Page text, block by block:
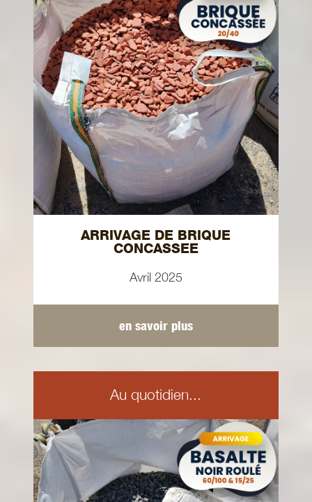
ARRIVAGE DE BRIQUE
CONCASSEE
Avril 2025
en savoir plus
Au quotidien...